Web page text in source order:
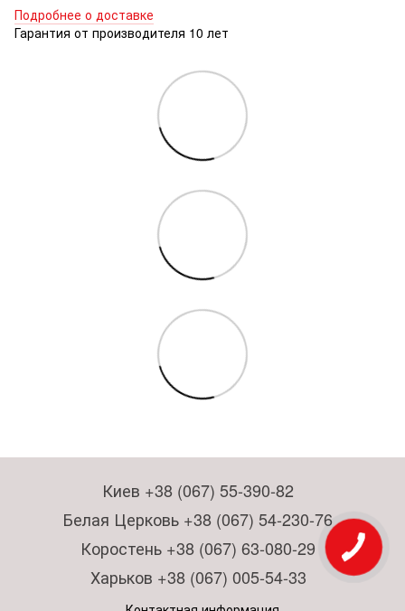
Подробнее о доставке
Гарантия от производителя 10 лет
Киев +38 (067) 55-390-82
Белая Церковь +38 (067) 54-230-76
Коростень +38 (067) 63-080-29
Харьков +38 (067) 005-54-33